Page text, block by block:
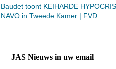
Baudet toont KEIHARDE
NAVO in Tweede Kamer | FVD
JAS Nieuws in uw email